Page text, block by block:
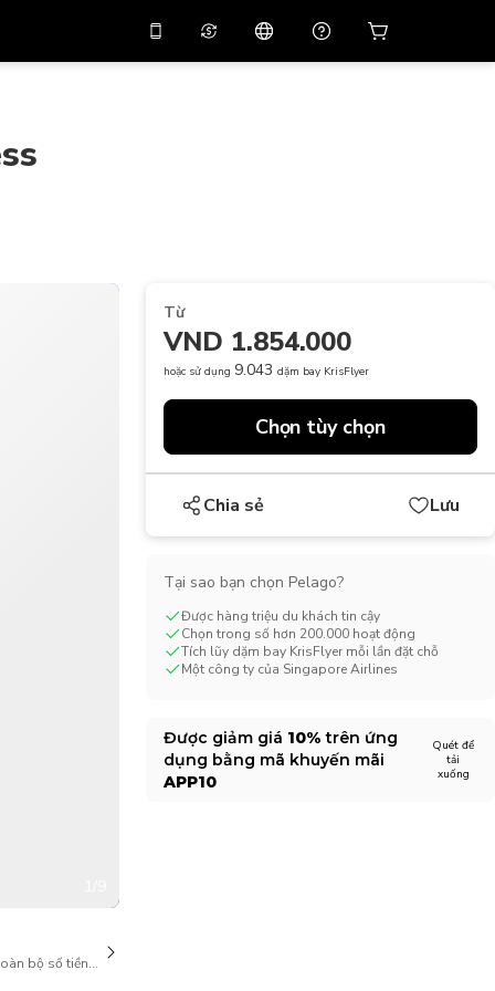
Quét để tải xuống
Đồng Won Hàn Quốc
Canadian Dollar
bộ số tiền khi hủy
Từ
VND 1.854.000
hoặc sử dụng 9.043 dặm bay KrisFlyer
Chọn tùy chọn
Chia sẻ Lưu
Tại sao bạn chọn Pelago?
Được hàng triệu du khách tin cậy
Chọn trong số hơn 200.000 hoạt động
Tích lũy dặm bay KrisFlyer mỗi lần đặt chỗ
Một công ty của Singapore Airlines
Được giảm giá 10% trên ứng
dụng bằng mã khuyến mãi
APP10
Quét để
tải
xuống